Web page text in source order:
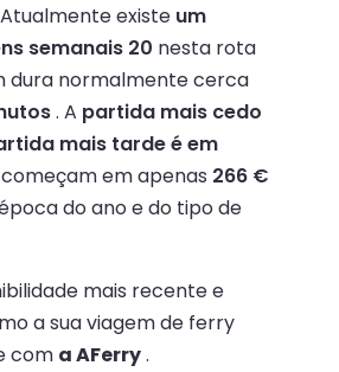
Atualmente existe um
semanais 20 nesta rota
dura normalmente cerca
. A partida mais cedo
mais tarde é em
em apenas 266 €
do ano e do tipo de
mais recente e
a sua viagem de ferry
com a AFerry.